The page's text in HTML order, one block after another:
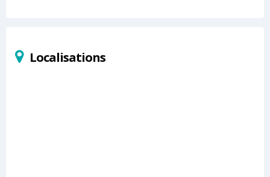
Localisations